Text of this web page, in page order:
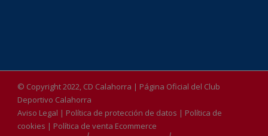
© Copyright 2022, CD Calahorra | Página Oficial del Club
Deportivo Calahorra
Aviso Legal | Política de protección de datos | Política de
cookies | Política de venta Ecommerce